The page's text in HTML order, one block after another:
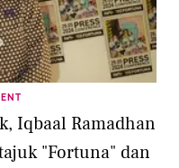
Iqbaal Ramadhan
"Fortuna" dan